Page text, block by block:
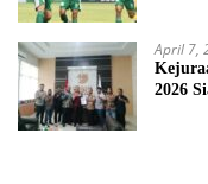
April 7,
2026